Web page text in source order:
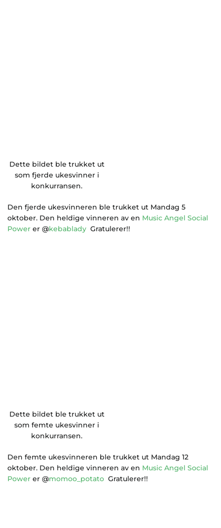
Dette bildet ble trukket ut
som fjerde ukesvinner i
konkurransen.
Den fjerde ukesvinneren ble trukket ut Mandag 5
oktober. Den heldige vinneren av en Music Angel Social
Power er @kebablady Gratulerer!!
Dette bildet ble trukket ut
som femte ukesvinner i
konkurransen.
Den femte ukesvinneren ble trukket ut Mandag 12
oktober. Den heldige vinneren av en Music Angel Social
Power er @momoo_potato Gratulerer!!